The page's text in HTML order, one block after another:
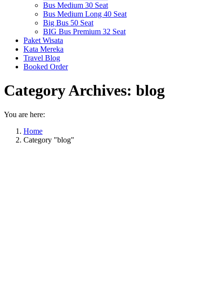
Bus Medium 30 Seat
Bus Medium Long 40 Seat
Big Bus 50 Seat
BIG Bus Premium 32 Seat
Paket Wisata
Kata Mereka
Travel Blog
Booked Order
Category Archives: blog
You are here:
Home
Category "blog"